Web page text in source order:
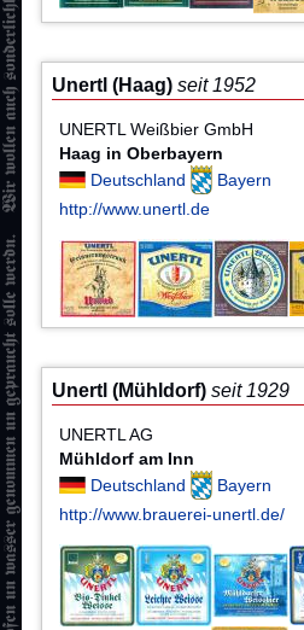
Unertl (Haag) seit 1952
UNERTL Weißbier GmbH
Haag in Oberbayern
Deutschland
Bayern
http://www.unertl.de
Unertl (Mühldorf) seit 1929
UNERTL AG
Mühldorf am Inn
Deutschland
Bayern
http://www.brauerei-unertl.de/